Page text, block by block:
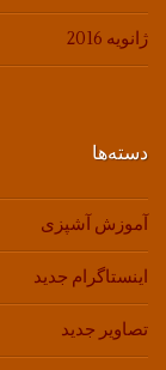
ژانویه 2016
دسته‌ها
آموزش آشپزی
اینستاگرام جدید
تصاویر جدید